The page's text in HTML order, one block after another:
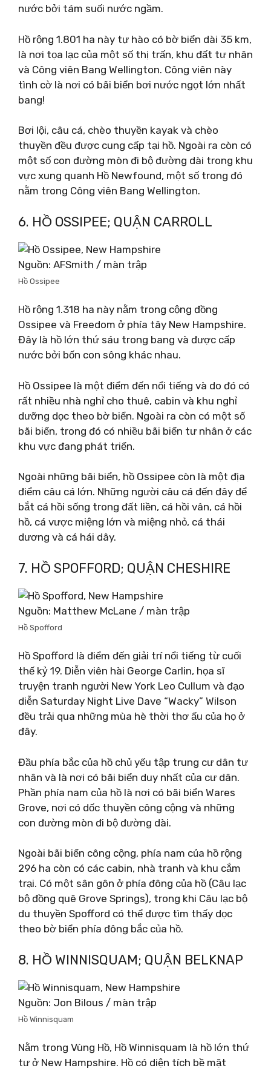
nước bởi tám suối nước ngầm.
Hồ rộng 1.801 ha này tự hào có bờ biển dài 35 km,
là nơi tọa lạc của một số thị trấn, khu đất tư nhân
và Công viên Bang Wellington. Công viên này
tình cờ là nơi có bãi biển bơi nước ngọt lớn nhất
bang!
Bơi lội, câu cá, chèo thuyền kayak và chèo
thuyền đều được cung cấp tại hồ. Ngoài ra còn có
một số con đường mòn đi bộ đường dài trong khu
vực xung quanh Hồ Newfound, một số trong đó
nằm trong Công viên Bang Wellington.
6. HỒ OSSIPEE; QUẬN CARROLL
Nguồn: AFSmith / màn trập
Hồ Ossipee
Hồ rộng 1.318 ha này nằm trong cộng đồng
Ossipee và Freedom ở phía tây New Hampshire.
Đây là hồ lớn thứ sáu trong bang và được cấp
nước bởi bốn con sông khác nhau.
Hồ Ossipee là một điểm đến nổi tiếng và do đó có
rất nhiều nhà nghỉ cho thuê, cabin và khu nghỉ
dưỡng dọc theo bờ biển. Ngoài ra còn có một số
bãi biển, trong đó có nhiều bãi biển tư nhân ở các
khu vực đang phát triển.
Ngoài những bãi biển, hồ Ossipee còn là một địa
điểm câu cá lớn. Những người câu cá đến đây để
bắt cá hồi sống trong đất liền, cá hồi vân, cá hồi
hồ, cá vược miệng lớn và miệng nhỏ, cá thái
dương và cá hái dây.
7. HỒ SPOFFORD; QUẬN CHESHIRE
Nguồn: Matthew McLane / màn trập
Hồ Spofford
Hồ Spofford là điểm đến giải trí nổi tiếng từ cuối
thế kỷ 19. Diễn viên hài George Carlin, họa sĩ
truyện tranh người New York Leo Cullum và đạo
diễn Saturday Night Live Dave “Wacky” Wilson
đều trải qua những mùa hè thời thơ ấu của họ ở
đây.
Đầu phía bắc của hồ chủ yếu tập trung cư dân tư
nhân và là nơi có bãi biển duy nhất của cư dân.
Phần phía nam của hồ là nơi có bãi biển Wares
Grove, nơi có dốc thuyền công cộng và những
con đường mòn đi bộ đường dài.
Ngoài bãi biển công cộng, phía nam của hồ rộng
296 ha còn có các cabin, nhà tranh và khu cắm
trại. Có một sân gôn ở phía đông của hồ (Câu lạc
bộ đồng quê Grove Springs), trong khi Câu lạc bộ
du thuyền Spofford có thể được tìm thấy dọc
theo bờ biển phía đông bắc của hồ.
8. HỒ WINNISQUAM; QUẬN BELKNAP
Nguồn: Jon Bilous / màn trập
Hồ Winnisquam
Nằm trong Vùng Hồ, Hồ Winnisquam là hồ lớn thứ
tư ở New Hampshire. Hồ có diện tích bề mặt